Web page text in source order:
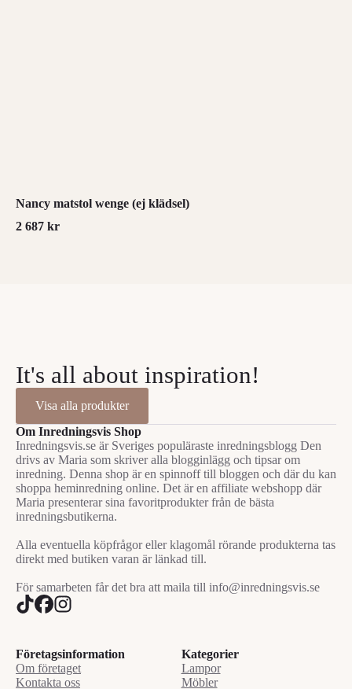
Nancy matstol wenge (ej klädsel)
2 687 kr
It's all about inspiration!
Visa alla produkter
Om Inredningsvis Shop
Inredningsvis.se är Sveriges populäraste inredningsblogg Den
drivs av Maria som skriver alla blogginlägg och tipsar om
inredning. Denna shop är en spinnoff till bloggen och där du kan
shoppa heminredning online. Det är en affiliate webshopp där
Maria presenterar sina favoritprodukter från de bästa
inredningsbutikerna.
Alla eventuella köpfrågor eller klagomål rörande produkterna tas
direkt med butiken varan är länkad till.
För samarbeten får det bra att maila till info@inredningsvis.se
Företagsinformation
Om företaget
Kontakta oss
Kategorier
Lampor
Möbler